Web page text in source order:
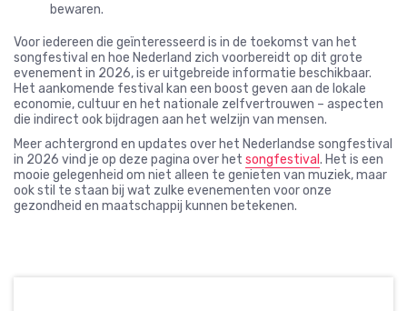
bewaren.
Voor iedereen die geïnteresseerd is in de toekomst van het
songfestival en hoe Nederland zich voorbereidt op dit grote
evenement in 2026, is er uitgebreide informatie beschikbaar.
Het aankomende festival kan een boost geven aan de lokale
economie, cultuur en het nationale zelfvertrouwen – aspecten
die indirect ook bijdragen aan het welzijn van mensen.
Meer achtergrond en updates over het Nederlandse songfestival
in 2026 vind je op deze pagina over het songfestival . Het is een
mooie gelegenheid om niet alleen te genieten van muziek, maar
ook stil te staan bij wat zulke evenementen voor onze
gezondheid en maatschappij kunnen betekenen.